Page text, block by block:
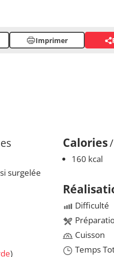
Imprimer
surgelée
)
Calories
160 kcal
Difficulté
Cuisson
Temps